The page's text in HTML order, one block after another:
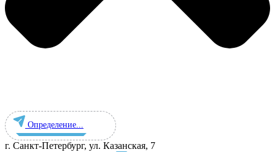
Определение...
г. Санкт-Петербург, ул. ​Казанская, 7